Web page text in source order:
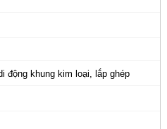
động khung kim loại, lắp ghép